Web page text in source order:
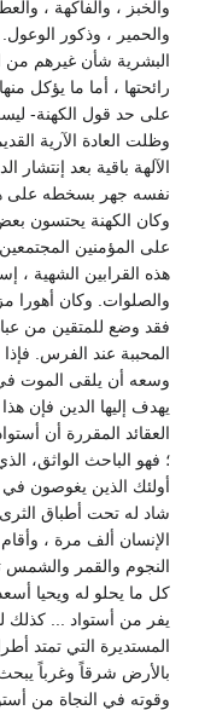
والخبز ، والفاكهة ،
والحمير ، وذكور الوعول.
البشرية شأن غيرهم من
رائحتها ، أما ما يؤكل
على حد قول الكهنة-
وظلت العادة الآرية
الآلهة باقية بعد
نفسه جهر بسخطه على
وكان الكهنة يحتسون
على المؤمنين
هذه القرابين الشهية ،
والصلوات. وكان أهورا
فقد وضع للمتقين من
المحببة عند الفرس.
وسعه أن يلقى الموت
يهدف إليها الدين فإن
العقائد المقررة أن
؛ فهو الباحث الواثق،
أولئك الذين يغوصون
شاد له تحت أطباق
الإنسان ألف مرة ،
النجوم والقمر والشمس
كل ما يحلو له ويحيا
يفر من أستواد ... كذلك
المستديرة التي تمتد
بالأرض شرقاً وغرباً
وقوته في النجاة من